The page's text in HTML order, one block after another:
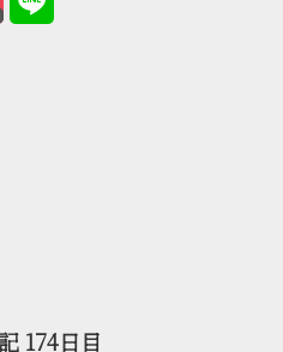
174日目